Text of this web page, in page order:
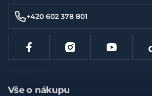
+420 602 378 801
Vše o nákupu